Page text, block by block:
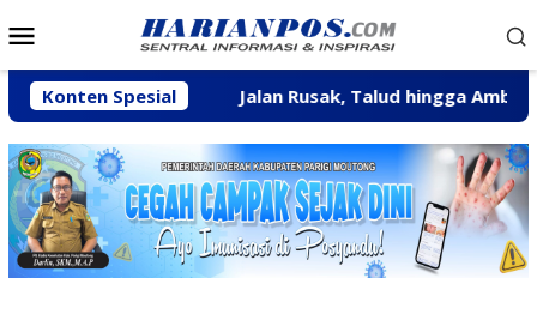
ke
Mobile
Konten SpesialJalan Rusak, Talud hingga Ambulans Jadi